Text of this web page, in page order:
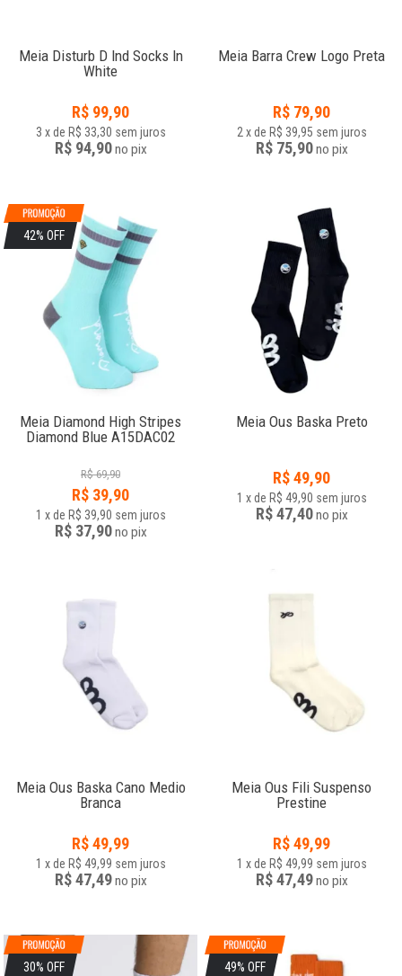
Meia Disturb D Ind Socks In
White
R$ 99,90
3 x de R$ 33,30 sem juros
R$ 94,90no pix
Meia Barra Crew Logo Preta
R$ 79,90
2 x de R$ 39,95 sem juros
R$ 75,90no pix
42% OFF
Meia Diamond High Stripes
Diamond Blue A15DAC02
R$ 69,90
R$ 39,90
1 x de R$ 39,90 sem juros
R$ 37,90no pix
Meia Ous Baska Preto
R$49,90
1 x de R$ 49,90 sem juros
R$ 47,40no pix
Meia Ous Baska Cano Medio
Branca
R$49,99
1 x de R$ 49,99 sem juros
R$ 47,49no pix
Meia Ous Fili Suspenso
Prestine
R$49,99
1 x de R$ 49,99 sem juros
R$ 47,49no pix
30% OFF 49% OFF